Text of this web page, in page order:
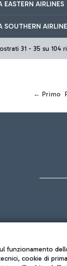
EASTERN AIRLINES
SOUTHERN
31 - 35 su 104
← Primo
funzionamento
cookie di